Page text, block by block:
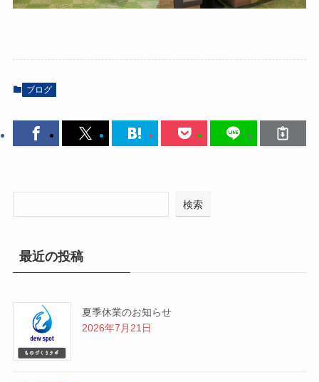
ブログ
検索
最近の投稿
夏季休業のお知らせ
2026年7月21日